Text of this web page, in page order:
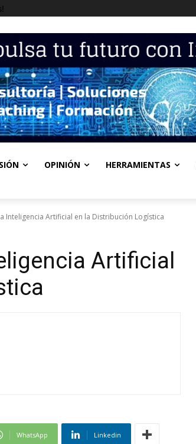
OPINIÓN HERRAMIENTAS
Inteligencia Artificial en la Distribución Logística
Artificial
WhatsApp Linkedin